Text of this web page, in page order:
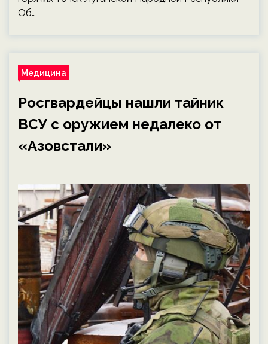
Об…
Медицина
Росгвардейцы нашли тайник
ВСУ с оружием недалеко от
«Азовстали»